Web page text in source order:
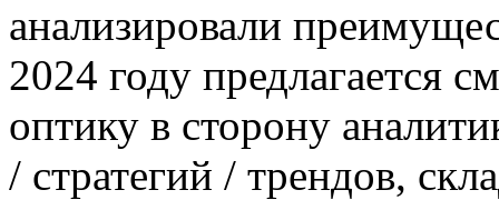
анализировали
2024 году предлагается
оптику в сторону
/ стратегий / трендов,